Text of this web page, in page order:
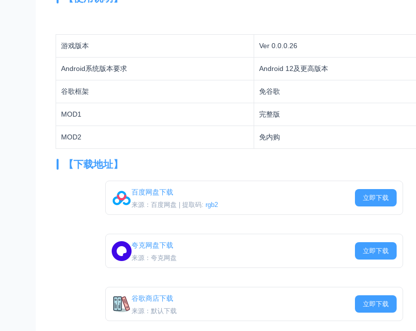
游戏版本 Ver 0.0.0.26
Android系统版本要求 Android 12及更高版本
谷歌框架 免谷歌
MOD1 完整版
MOD2 免内购
【下载地址】
百度网盘下载
来源：百度网盘 | 提取码: rgb2
立即下载
夸克网盘下载
来源：夸克网盘
立即下载
谷歌商店下载
来源：默认下载
立即下载